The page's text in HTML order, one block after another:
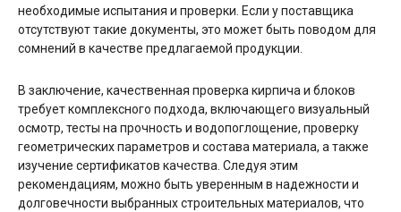
необходимые испытания и проверки. Если у поставщика
отсутствуют такие документы, это может быть поводом для
сомнений в качестве предлагаемой продукции.
В заключение, качественная проверка кирпича и блоков
требует комплексного подхода, включающего визуальный
осмотр, тесты на прочность и водопоглощение, проверку
геометрических параметров и состава материала, а также
изучение сертификатов качества. Следуя этим
рекомендациям, можно быть уверенным в надежности и
долговечности выбранных строительных материалов, что